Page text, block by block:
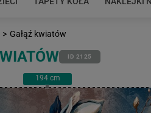
> Gałąź kwiatów
ID 2125
194cm